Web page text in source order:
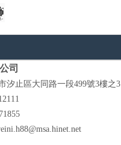
司
汐止區大同路一段499號3樓之3